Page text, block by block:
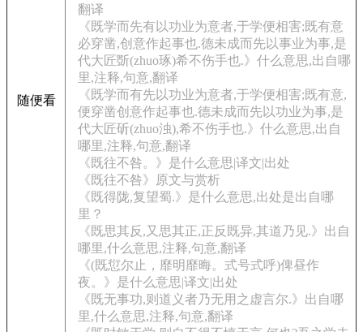
随便看
翻译
《既学而先有以功业为意者,于学便相害;既有意
必穿凿,创意作起事也.德未成而先以事业为事,是
代大匠斲(zhuo琢)希不伤手也.》什么意思,出自哪
里,注释,句意,翻译
《既学而有先以功业为意者,于学便相害;既有意,
便穿凿创意作起事也.德未成而先以功业为事,是
代大匠斫(zhuo浊),希不伤手也.》什么意思,出自
哪里,注释,句意,翻译
《既往不咎。》是什么意思|译文|出处
《既往不咎》原文与赏析
《既得陇,复望蜀.》是什么意思,出处是出自哪
里？
《既思其反,又思其正,正反既异,其道乃见.》出自
哪里,什么意思,注释,句意,翻译
《(既愆尔止，靡明靡晦。式号式呼)俾昼作
夜。》是什么意思|译文|出处
《既无事功,则道义者乃无用之虚言尔.》出自哪
里,什么意思,注释,句意,翻译